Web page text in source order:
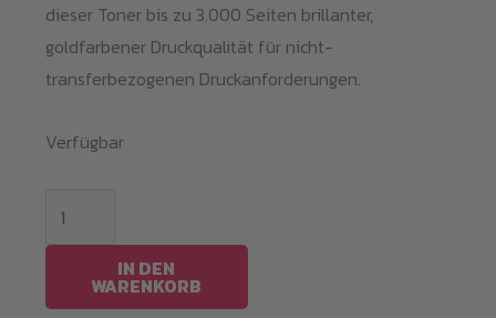
dieser Toner bis zu 3.000 Seiten brillanter,
goldfarbener Druckqualität für nicht-
transferbezogenen Druckanforderungen.
Verfügbar
Pro
IN DEN
WARENKORB